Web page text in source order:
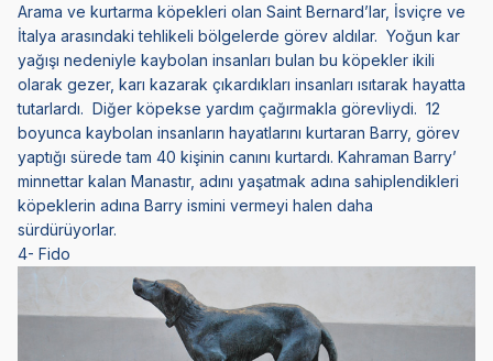
Arama ve kurtarma köpekleri olan Saint Bernard’lar, İsviçre ve
İtalya arasındaki tehlikeli bölgelerde görev aldılar. Yoğun kar
yağışı nedeniyle kaybolan insanları bulan bu köpekler ikili
olarak gezer, karı kazarak çıkardıkları insanları ısıtarak hayatta
tutarlardı. Diğer köpekse yardım çağırmakla görevliydi. 12
boyunca kaybolan insanların hayatlarını kurtaran Barry, görev
yaptığı sürede tam 40 kişinin canını kurtardı. Kahraman Barry’
minnettar kalan Manastır, adını yaşatmak adına sahiplendikleri
köpeklerin adına Barry ismini vermeyi halen daha
sürdürüyorlar.
4- Fido